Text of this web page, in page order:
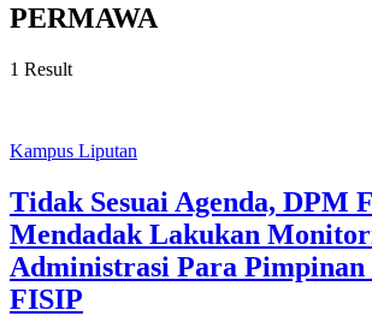
PERMAWA
1 Result
Kampus Liputan
Tidak Sesuai Agenda, DPM
Mendadak Lakukan
Administrasi Para Pimpinan
FISIP